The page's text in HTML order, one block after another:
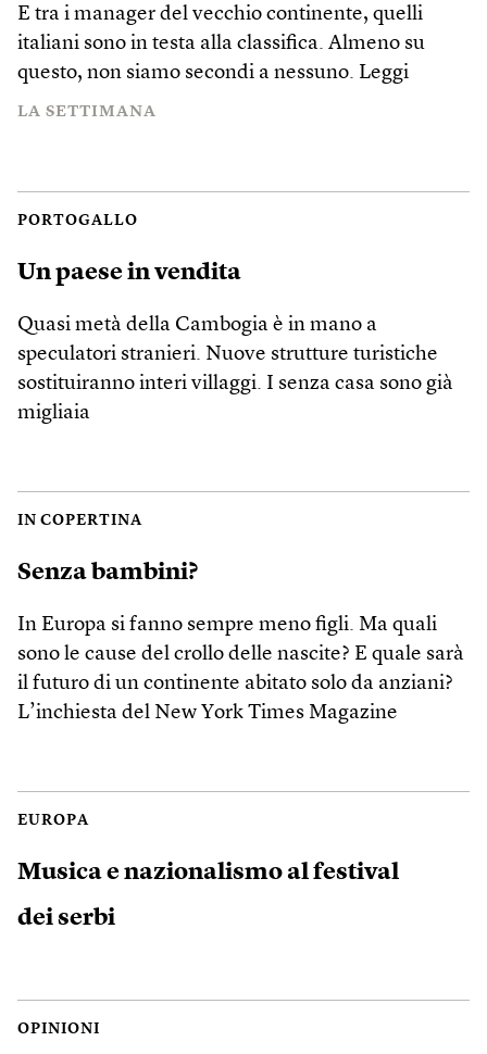
E tra i manager del vecchio continente, quelli
italiani sono in testa alla classifica. Almeno su
questo, non siamo secondi a nessuno. Leggi
LA SETTIMANA
PORTOGALLO
Un paese in vendita
Quasi metà della Cambogia è in mano a
speculatori stranieri. Nuove strutture turistiche
sostituiranno interi villaggi. I senza casa sono già
migliaia
IN COPERTINA
Senza bambini?
In Europa si fanno sempre meno figli. Ma quali
sono le cause del crollo delle nascite? E quale sarà
il futuro di un continente abitato solo da anziani?
L’inchiesta del New York Times Magazine
EUROPA
Musica e nazionalismo al festival
dei serbi
OPINIONI